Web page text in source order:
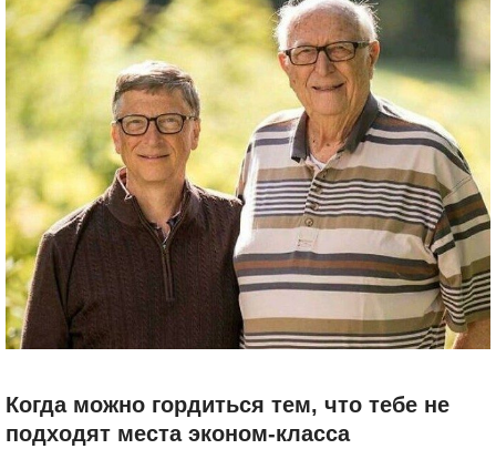
Когда можно гордиться тем, что тебе не
подходят места эконом-класса